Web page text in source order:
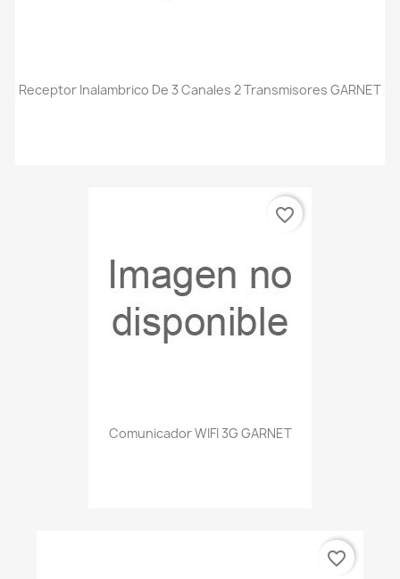
Receptor Inalambrico De 3 Canales 2 Transmisores GARNET
Comunicador WIFI 3G GARNET
favorite_border
favorite_border